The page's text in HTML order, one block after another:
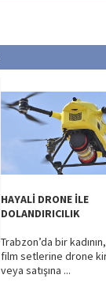
HAYALİ DRONE İLE
DOLANDIRICILIK
Trabzon’da bir
film setlerine drone
veya satışına ...